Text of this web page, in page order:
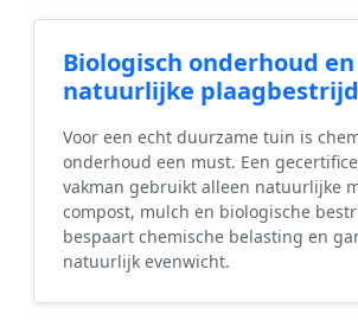
Biologisch onderhoud en
natuurlijke
Voor een echt duurzame tuin is
onderhoud een must. Een
vakman gebruikt alleen natuurlijke
compost, mulch en biologische
bespaart chemische belasting en
natuurlijk evenwicht.